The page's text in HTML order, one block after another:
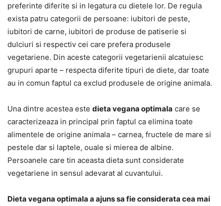
preferinte diferite si in legatura cu dietele lor. De regula
exista patru categorii de persoane: iubitori de peste,
iubitori de carne, iubitori de produse de patiserie si
dulciuri si respectiv cei care prefera produsele
vegetariene. Din aceste categorii vegetarienii alcatuiesc
grupuri aparte – respecta diferite tipuri de diete, dar toate
au in comun faptul ca exclud produsele de origine animala.
Una dintre acestea este dieta vegana optimala care se
caracterizeaza in principal prin faptul ca elimina toate
alimentele de origine animala – carnea, fructele de mare si
pestele dar si laptele, ouale si mierea de albine.
Persoanele care tin aceasta dieta sunt considerate
vegetariene in sensul adevarat al cuvantului.
Dieta vegana optimala a ajuns sa fie considerata cea mai